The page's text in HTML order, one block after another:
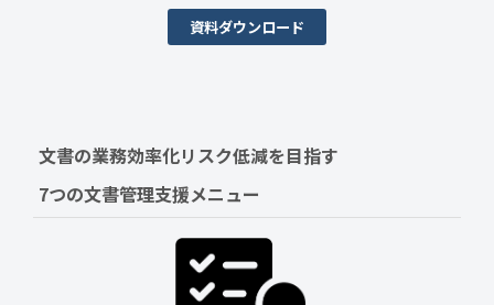
資料ダウンロード
文書の業務効率化リスク低減を目指す
7つの文書管理支援メニュー